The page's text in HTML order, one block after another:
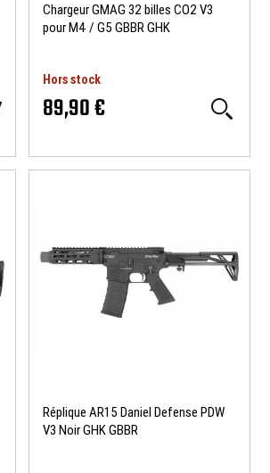
Chargeur GMAG 32 billes CO2 V3
pour M4 / G5 GBBR GHK
Hors stock
89,90 €
Réplique AR15 Daniel Defense PDW
V3 Noir GHK GBBR